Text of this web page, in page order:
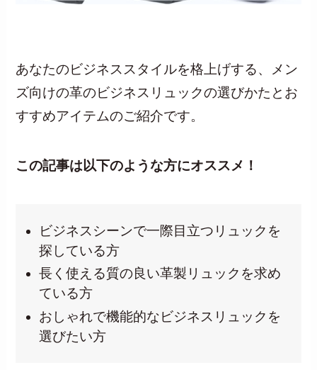
楽天市場でお得に購入
ビジネスリュックのランキング
あなたのビジネススタイルを格上げする、メン
ズ向けの革のビジネスリュックの選びかたとお
すすめアイテムのご紹介です。
この記事は以下のような方にオススメ！
ビジネスシーンで一際目立つリュックを
探している方
長く使える質の良い革製リュックを求め
ている方
おしゃれで機能的なビジネスリュックを
選びたい方